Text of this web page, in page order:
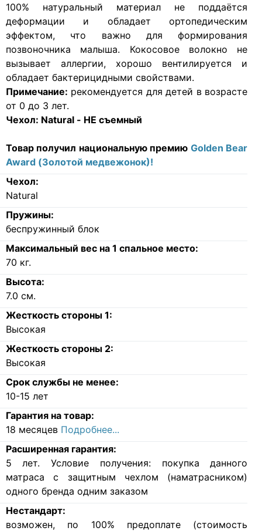
100% натуральный материал не поддаётся
деформации и обладает ортопедическим
эффектом, что важно для формирования
позвоночника малыша. Кокосовое волокно не
вызывает аллергии, хорошо вентилируется и
обладает бактерицидными свойствами.
Примечание: рекомендуется для детей в возрасте
от 0 до 3 лет.
Чехол: Natural - НЕ съемный
Товар получил национальную премию Golden Bear
Award (Золотой медвежонок)!
Чехол:
Natural
Пружины:
беспружинный блок
Максимальный вес на 1 спальное место:
70 кг.
Высота:
7.0 см.
Жесткость стороны 1:
Высокая
Жесткость стороны 2:
Высокая
Срок службы не менее:
10-15 лет
Гарантия на товар:
18 месяцев Подробнее...
Расширенная гарантия:
5 лет. Условие получения: покупка данного
матраса с защитным чехлом (наматрасником)
одного бренда одним заказом
Нестандарт:
возможен, по 100% предоплате (стоимость